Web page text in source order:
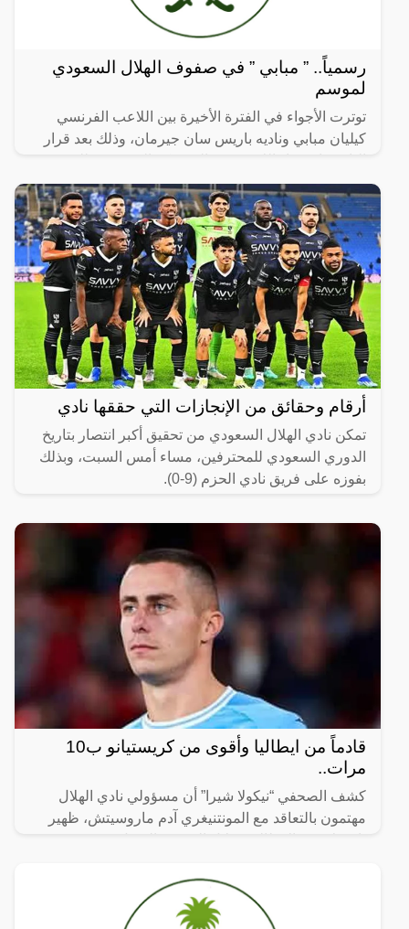
رسمياً.. ” مبابي ” في صفوف الهلال السعودي
لموسم
توترت الأجواء في الفترة الأخيرة بين اللاعب الفرنسي
كيليان مبابي وناديه باريس سان جيرمان، وذلك بعد قرار
الجديد
أرقام وحقائق من الإنجازات التي حققها نادي
تمكن نادي الهلال السعودي من تحقيق أكبر انتصار بتاريخ
الدوري السعودي للمحترفين، مساء أمس السبت، وبذلك
بفوزه على فريق نادي الحزم (9-0).
قادماً من ايطاليا وأقوى من كريستيانو ب10
مرات..
كشف الصحفي “نيكولا شيرا” أن مسؤولي نادي الهلال
مهتمون بالتعاقد مع المونتنيغري آدم ماروسيتش، ظهير